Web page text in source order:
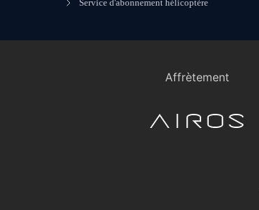
Service d'abonnement hélicoptère
Affrètement